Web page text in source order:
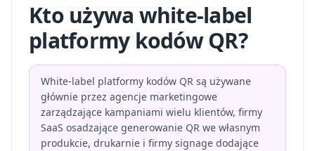
Kto używa white-label
platformy kodów QR?
White-label platformy kodów QR są używane
głównie przez agencje marketingowe
zarządzające kampaniami wielu klientów, firmy
SaaS osadzające generowanie QR we własnym
produkcie, drukarnie i firmy signage dodające